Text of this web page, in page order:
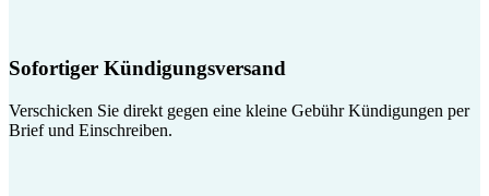
Sofortiger Kündigungsversand
Verschicken Sie direkt gegen eine kleine Gebühr Kündigungen per
Brief und Einschreiben.